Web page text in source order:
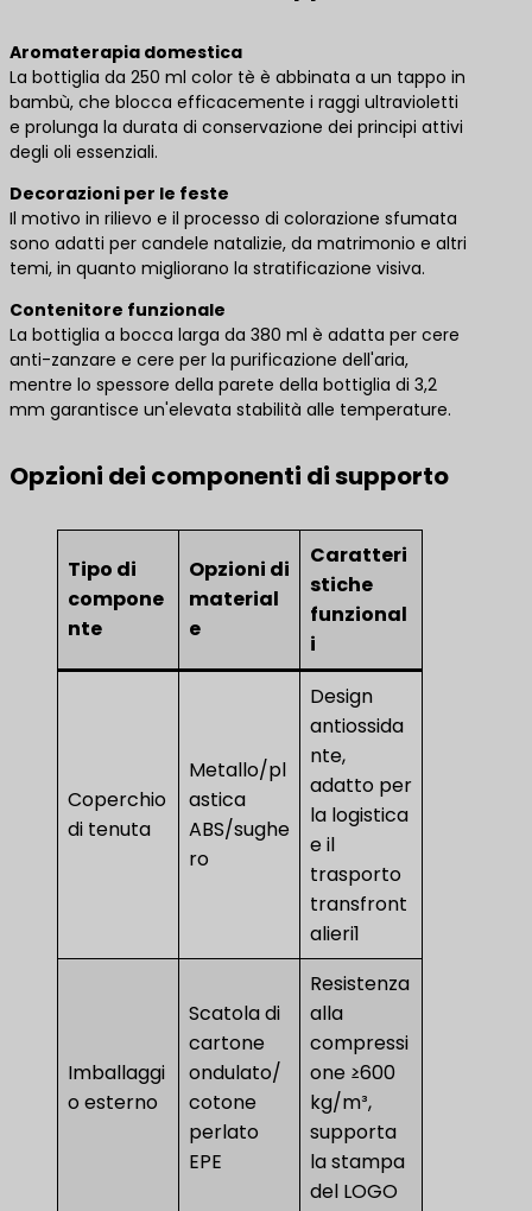
Aromaterapia domestica
La bottiglia da 250 ml color tè è abbinata a un tappo in
bambù, che blocca efficacemente i raggi ultravioletti
e prolunga la durata di conservazione dei principi attivi
degli oli essenziali.
Decorazioni per le feste
Il motivo in rilievo e il processo di colorazione sfumata
sono adatti per candele natalizie, da matrimonio e altri
temi, in quanto migliorano la stratificazione visiva.
Contenitore funzionale
La bottiglia a bocca larga da 380 ml è adatta per cere
anti-zanzare e cere per la purificazione dell'aria,
mentre lo spessore della parete della bottiglia di 3,2
mm garantisce un'elevata stabilità alle temperature.
Opzioni dei componenti di supporto
Tipo di
compone
nte
Opzioni di
material
e
Caratteri
stiche
funzional
i
Coperchio
di tenuta
Metallo/pl
astica
ABS/sughe
ro
Design
antiossida
nte,
adatto per
la logistica
e il
trasporto
transfront
alieri1
Imballaggi
o esterno
Scatola di
cartone
ondulato/
cotone
perlato
EPE
Resistenza
alla
compressi
one ≥600
kg/m³,
supporta
la stampa
del LOGO